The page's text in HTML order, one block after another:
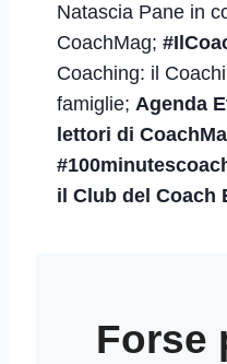
Natascia Pane in
CoachMag;
Coaching: il
famiglie; Agenda
lettori di
il Club del Coach
Forse